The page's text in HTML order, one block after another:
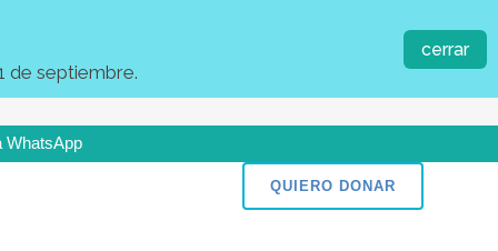
WhatsApp
QUIERO DONAR
una cultura paliativa para cuidar a las
29/07/2026
escucha es una herramienta esencial en
modelo de cuidado centrado en la
de septiembre.
cerrar